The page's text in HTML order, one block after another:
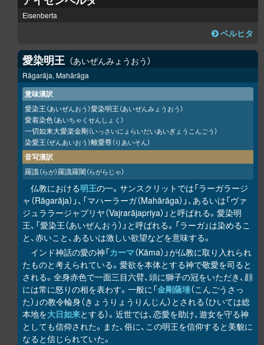
Eisenberta
ベルヒタ
愛染明王 あいぜんみょうおう
Rāgarāja, Mahārāga
意味漢訳
愛染王（あいぜんおう）愛染明王（あいぜんみょうおう）
愛着染色（あいちゃくせんしょく）
一切如来大愛楽金剛（いっさいにょらいだいあいぎょうこんごう）
染愛王（ぜんあいおう）離愛尊（りあいそん）
音写漢訳
羅誐（らが）羅誐羅闍（らがらじゃ）
仏教における明王の一。サンスクリットでは「ラーガラージ
ャ（Rāgarāja）」、「マハーラーガ（Mahārāga）」、あるいは「ヴァ
ジュララージャプリヤ（Vajrarājapriya）」と呼ばれる。愛染明
王、「愛染王（あいぜんおう）」と呼ばれる。「ラーガ」は染めるこ
と、赤いこと、あるいは激しい欲望などを意味する。
インド神話の愛の神「カーマ（Kāma）」が仏教に取り入れられ
たものと考えられている。愛欲を本体とする神で敬愛を司ると
される。全身赤色で一面三目六臂、頭に獅子の冠をいただき、顔
には常に怒りの相を表わす。一般に「金剛薩埵（こんごうさっ
た）」の教令輪身（きょうりょうりんじん）とされる（ひいては総
本地を大日如来とする）。近世では、恋愛を助け、遊女を守る神
としても信仰された。また、俗に、この明王を信仰すると美貌に
なると信じられていた。